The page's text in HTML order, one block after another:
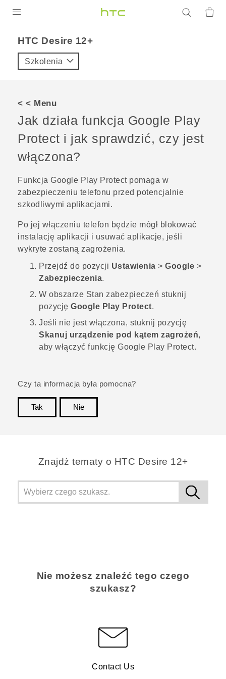
VIVE
VIVERSE
POMOC TECHNICZNA
Urządzenia i akcesoria HTC
Zaloguj się
HTC Desire 12+‎
Szkolenia
< < Menu
Jak działa funkcja Google Play
Protect i jak sprawdzić, czy jest
włączona?
Funkcja Google Play Protectpomaga w
zabezpieczeniu telefonu przed potencjalnie
szkodliwymi aplikacjami.
Po jej włączeniu telefon będzie mógł blokować
instalację aplikacji i usuwać aplikacje, jeśli
wykryte zostaną zagrożenia.
Przejdź do pozycji Ustawienia > Google >
Zabezpieczenia.
W obszarze Stan zabezpieczeń stuknij
pozycję Google Play Protect.
Jeśli nie jest włączona, stuknij pozycję
Skanuj urządzenie pod kątem zagrożeń,
aby włączyć funkcję Google Play Protect.
Czy ta informacja była pomocna?
Tak
Nie
Znajdż tematy o HTC Desire 12+
Nie możesz znaleźć tego czego
szukasz?
Contact Us